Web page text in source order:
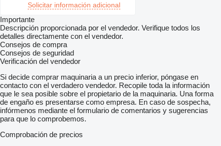
Solicitar información adicional
Importante
Descripción proporcionada por el vendedor. Verifique todos los
detalles directamente con el vendedor.
Consejos de compra
Consejos de seguridad
Verificación del vendedor
Si decide comprar maquinaria a un precio inferior, póngase en
contacto con el verdadero vendedor. Recopile toda la información
que le sea posible sobre el propietario de la maquinaria. Una forma
de engaño es presentarse como empresa. En caso de sospecha,
infórmenos mediante el formulario de comentarios y sugerencias
para que lo comprobemos.
Comprobación de precios